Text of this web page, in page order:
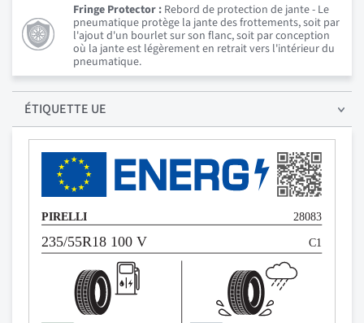
Fringe Protector : Rebord de protection de jante - Le
pneumatique protège la jante des frottements, soit par
l'ajout d'un bourlet sur son flanc, soit par conception
où la jante est légèrement en retrait vers l'intérieur du
pneumatique.
ÉTIQUETTE UE